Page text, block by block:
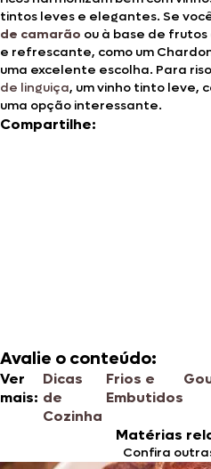
tintos leves e elegantes. Se
de camarão ou à base de frutos
e refrescante, como um
uma excelente escolha. Para
de linguiça, um vinho tinto leve,
uma opção interessante.
Compartilhe:
Avalie o conteúdo:
Ver
mais:
Dicas
de
Cozinha
Frios e
Embutidos
Matérias
Confira